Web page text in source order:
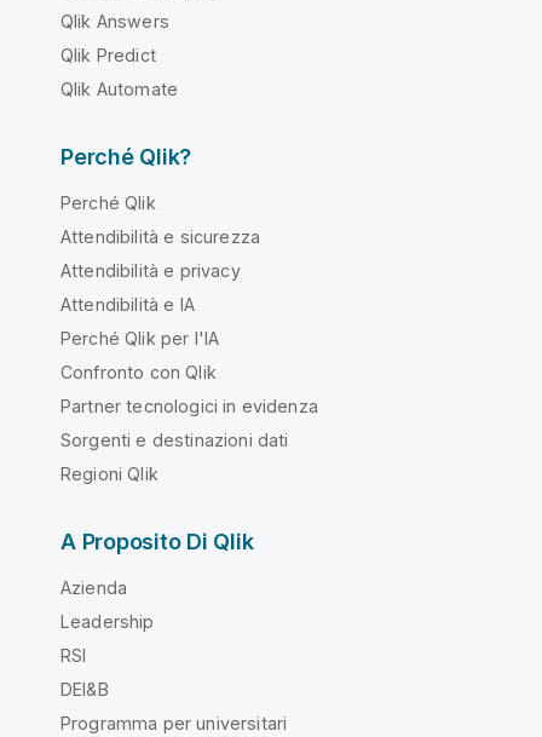
Qlik Answers
Qlik Predict
Qlik Automate
Perché Qlik?
Perché Qlik
Attendibilità e sicurezza
Attendibilità e privacy
Attendibilità e IA
Perché Qlik per l'IA
Confronto con Qlik
Partner tecnologici in evidenza
Sorgenti e destinazioni dati
Regioni Qlik
A Proposito Di Qlik
Azienda
Leadership
RSI
DEI&B
Programma per universitari